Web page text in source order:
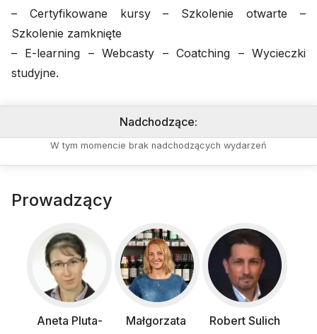
– Certyfikowane kursy – Szkolenie otwarte –
Szkolenie zamknięte
– E-learning – Webcasty – Coatching – Wycieczki
studyjne.
Nadchodzące:
W tym momencie brak nadchodzących wydarzeń
Prowadzący
Aneta Pluta-
Małgorzata
Robert Sulich